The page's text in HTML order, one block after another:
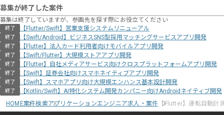
募集が終了した案件
募集は終了していますが、参画先を探す際にお役立てください
終了 【Flutter/Swift】営業支援システムリニューアル
終了 【Swift/Android】ビジネスSNS型採用マッチングサービスアプリ開発
終了 【Flutter】法人カード利用者向けモバイルアプリ開発
終了 【Swift/Flutter】大規模ストアアプリ開発
終了 【Flutter】自社メディアサービス向けクロスプラットフォームアプリ開発
終了 【Swift】証券会社向けスマホネイティブアプリ開発
終了 【Swift】スマホアプリ向け大規模エンハンス基本設計開発
終了
【Kotlin/Swift】AI特化システム開発カンパニー向けAndroidネイティブ開発
HOME案件検索アプリケーションエンジニア求人・案件 【Flutter】運転自動計